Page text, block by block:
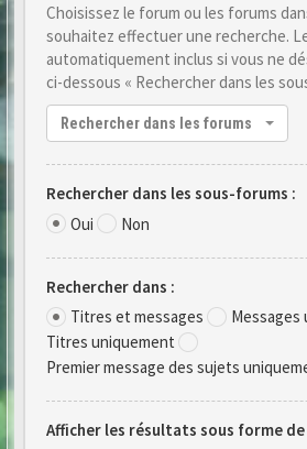
Choisissez le forum ou les forums
souhaitez effectuer une recherche.
automatiquement inclus si vous ne
ci-dessous « Rechercher dans les
Rechercher dans les forums
Rechercher dans les sous-forums :
Oui
Non
Rechercher dans :
Titres et messages
Messages
Titres uniquement
Premier message des sujets
Afficher les résultats sous forme de